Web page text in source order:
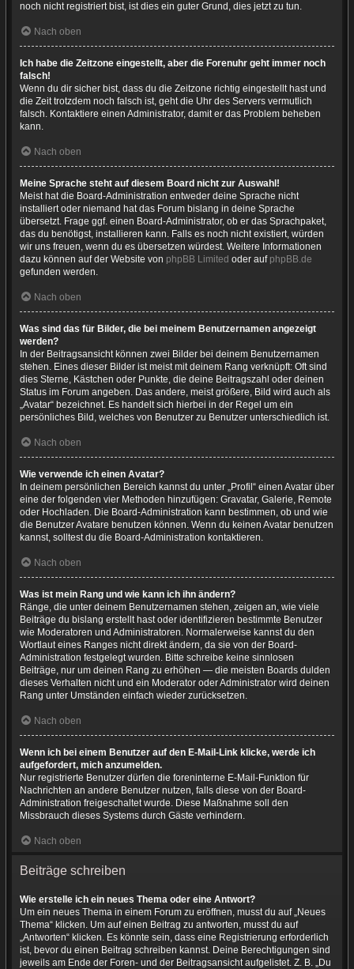
noch nicht registriert bist, ist dies ein guter Grund, dies jetzt zu tun.
Nach oben
Ich habe die Zeitzone eingestellt, aber die Forenuhr geht immer noch
falsch!
Wenn du dir sicher bist, dass du die Zeitzone richtig eingestellt hast und
die Zeit trotzdem noch falsch ist, geht die Uhr des Servers vermutlich
falsch. Kontaktiere einen Administrator, damit er das Problem beheben
kann.
Nach oben
Meine Sprache steht auf diesem Board nicht zur Auswahl!
Meist hat die Board-Administration entweder deine Sprache nicht
installiert oder niemand hat das Forum bislang in deine Sprache
übersetzt. Frage ggf. einen Board-Administrator, ob er das Sprachpaket,
das du benötigst, installieren kann. Falls es noch nicht existiert, würden
wir uns freuen, wenn du es übersetzen würdest. Weitere Informationen
dazu können auf der Website von phpBB Limited oder auf phpBB.de
gefunden werden.
Nach oben
Was sind das für Bilder, die bei meinem Benutzernamen angezeigt
werden?
In der Beitragsansicht können zwei Bilder bei deinem Benutzernamen
stehen. Eines dieser Bilder ist meist mit deinem Rang verknüpft: Oft sind
dies Sterne, Kästchen oder Punkte, die deine Beitragszahl oder deinen
Status im Forum angeben. Das andere, meist größere, Bild wird auch als
„Avatar“ bezeichnet. Es handelt sich hierbei in der Regel um ein
persönliches Bild, welches von Benutzer zu Benutzer unterschiedlich ist.
Nach oben
Wie verwende ich einen Avatar?
In deinem persönlichen Bereich kannst du unter „Profil“ einen Avatar über
eine der folgenden vier Methoden hinzufügen: Gravatar, Galerie, Remote
oder Hochladen. Die Board-Administration kann bestimmen, ob und wie
die Benutzer Avatare benutzen können. Wenn du keinen Avatar benutzen
kannst, solltest du die Board-Administration kontaktieren.
Nach oben
Was ist mein Rang und wie kann ich ihn ändern?
Ränge, die unter deinem Benutzernamen stehen, zeigen an, wie viele
Beiträge du bislang erstellt hast oder identifizieren bestimmte Benutzer
wie Moderatoren und Administratoren. Normalerweise kannst du den
Wortlaut eines Ranges nicht direkt ändern, da sie von der Board-
Administration festgelegt wurden. Bitte schreibe keine sinnlosen
Beiträge, nur um deinen Rang zu erhöhen — die meisten Boards dulden
dieses Verhalten nicht und ein Moderator oder Administrator wird deinen
Rang unter Umständen einfach wieder zurücksetzen.
Nach oben
Wenn ich bei einem Benutzer auf den E-Mail-Link klicke, werde ich
aufgefordert, mich anzumelden.
Nur registrierte Benutzer dürfen die foreninterne E-Mail-Funktion für
Nachrichten an andere Benutzer nutzen, falls diese von der Board-
Administration freigeschaltet wurde. Diese Maßnahme soll den
Missbrauch dieses Systems durch Gäste verhindern.
Nach oben
Beiträge schreiben
Wie erstelle ich ein neues Thema oder eine Antwort?
Um ein neues Thema in einem Forum zu eröffnen, musst du auf „Neues
Thema“ klicken. Um auf einen Beitrag zu antworten, musst du auf
„Antworten“ klicken. Es könnte sein, dass eine Registrierung erforderlich
ist, bevor du einen Beitrag schreiben kannst. Deine Berechtigungen sind
jeweils am Ende der Foren- und der Beitragsansicht aufgelistet. Z. B. „Du